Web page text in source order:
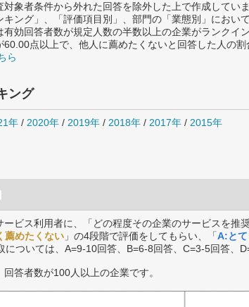
象者条件から外れた回答を除外した上で作成していま
ング」、「評価項目別」、部門の「業態別」におい
有効回答者数が規定人数の半数以上の企業がランクイ
点以上で、他人に薦めたくないと回答した人の割
ら
ング
年 / 2020年 / 2019年 / 2018年 / 2017年 / 2015年
ービス利用者に、「どの程度その企業のサービスを推
薦めたくない 」の4段階で評価をしてもらい、「A:と
ついては、A=9-10回答、B=6-8回答、C=3-5回答、
答者数が100人以上の企業です。